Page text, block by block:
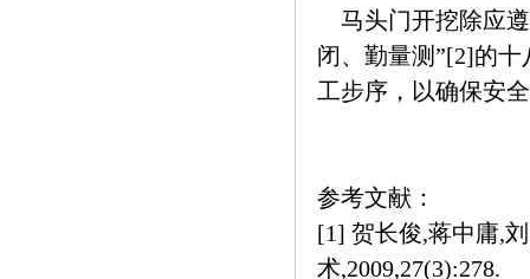
马头门开挖除应
闭、勤量测”[2]的
工步序，以确保安
参考文献：
[1] 贺长俊,蒋中庸,
术,2009,27(3):278.